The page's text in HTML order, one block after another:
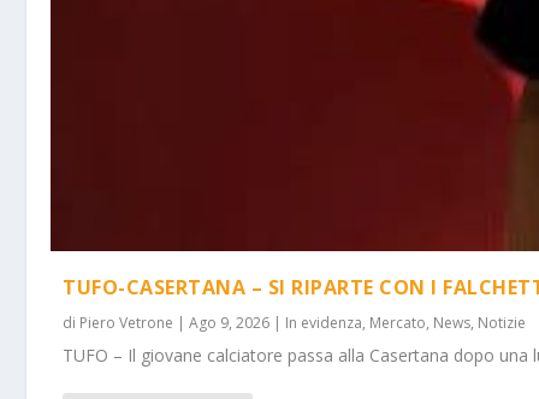
TUFO-CASERTANA – SI RIPARTE CON I
di Piero Vetrone |Ago 9, 2026 | In evidenza, Mercato, News, Notizie
TUFO – Il giovane calciatore passa alla Casertana dopo una